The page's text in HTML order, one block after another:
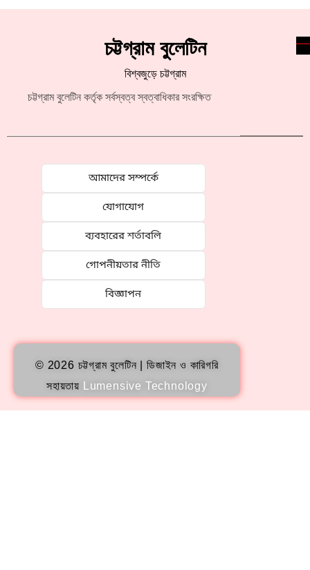
চট্টগ্রাম বুলেটিন
বিশ্বজুড়ে চট্টগ্রাম
চট্টগ্রাম বুলেটিন কর্তৃক সর্বস্বত্ব স্বত্বাধিকার সংরক্ষিত
আমাদের সম্পর্কে
যোগাযোগ
ব্যবহারের শর্তাবলি
গোপনীয়তার নীতি
বিজ্ঞাপন
© 2026 চট্টগ্রাম বুলেটিন | ডিজাইন ও কারিগরি
সহায়তায়
Lumensive Technology